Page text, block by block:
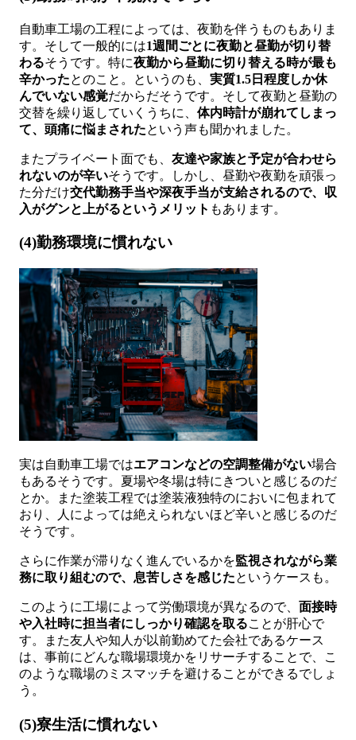
自動車工場の工程によっては、夜勤を伴うものもありま
す。そして一般的には1週間ごとに夜勤と昼勤が切り替
わるそうです。特に夜勤から昼勤に切り替える時が最も
辛かったとのこと。というのも、 実質1.5日程度しか休
んでいない感覚だからだそうです。そして夜勤と昼勤の
交替を繰り返していくうちに、 体内時計が崩れてしまっ
て、頭痛に悩まされたという声も聞かれました。
またプライベート面でも、 友達や家族と予定が合わせら
れないのが辛いそうです。しかし、昼勤や夜勤を頑張っ
た分だけ交代勤務手当や深夜手当が支給されるので、収
入がグンと上がるというメリット もあります。
(4)勤務環境に慣れない
実は自動車工場ではエアコンなどの空調整備がない場合
もあるそうです。夏場や冬場は特にきついと感じるのだ
とか。また塗装工程では塗装液独特のにおいに包まれて
おり、人によっては絶えられないほど辛いと感じるのだ
そうです。
さらに作業が滞りなく進んでいるかを監視されながら業
務に取り組むので、息苦しさを感じたというケースも。
このように工場によって労働環境が異なるので、 面接時
や入社時に担当者にしっかり確認を取ることが肝心で
す。また友人や知人が以前勤めてた会社であるケース
は、事前にどんな職場環境かをリサーチすることで、こ
のような職場のミスマッチを避けることができるでしょ
う。
(5)寮生活に慣れない